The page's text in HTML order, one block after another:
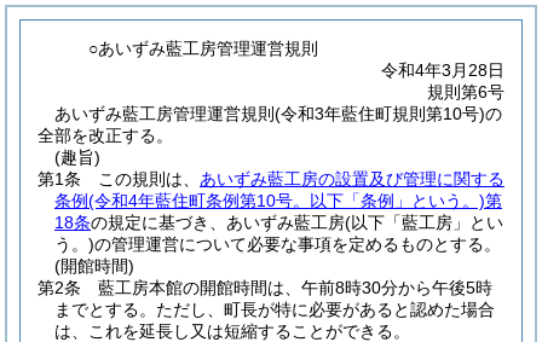
○あいずみ藍工房管理運営規則
令和4年3月28日
規則第6号
あいずみ藍工房管理運営規則(令和3年藍住町規則第10号)の
全部を改正する。
(趣旨)
第1条
この規則は、 あいずみ藍工房の設置及び管理に関する
条例(令和4年藍住町条例第10号。以下「条例」という。)第
18条の規定に基づき、あいずみ藍工房(以下「藍工房」とい
う。)の管理運営について必要な事項を定めるものとする。
(開館時間)
第2条
藍工房本館の開館時間は、午前8時30分から午後5時
までとする。 ただし、町長が特に必要があると認めた場合
は、これを延長し又は短縮することができる。